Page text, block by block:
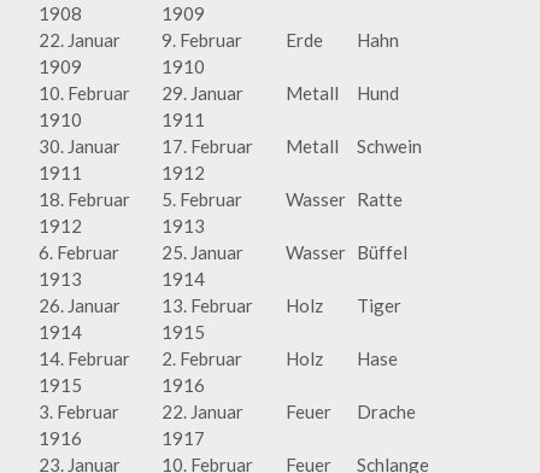
1908
1909
22. Januar
1909
9. Februar
1910
Erde Hahn
10. Februar
1910
29. Januar
1911
Metall Hund
30. Januar
1911
17. Februar
1912
Metall Schwein
18. Februar
1912
5. Februar
1913
Wasser Ratte
6. Februar
1913
25. Januar
1914
Wasser Büffel
26. Januar
1914
13. Februar
1915
Holz Tiger
14. Februar
1915
2. Februar
1916
Holz Hase
3. Februar
1916
22. Januar
1917
Feuer Drache
23. Januar
10. Februar
Feuer Schlange